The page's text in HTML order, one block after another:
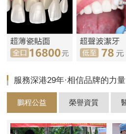
服務深港29年·相信品牌的力量
鵬程公益 榮譽資質